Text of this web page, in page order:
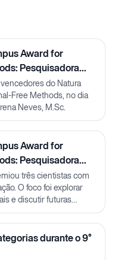
Award for
Pesquisadora
do Natura
Free Methods, no dia
Neves, M.Sc.
Award for
Pesquisadora
três cientistas com
O foco foi explorar
e discutir futuras
durante o 9°